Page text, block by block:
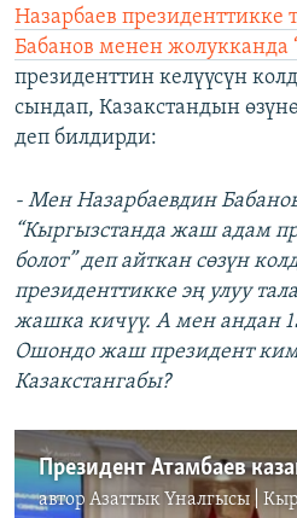
Назарбаев президенттикке
Бабанов менен жолукканда
президенттин келүүсүн
сындап, Казакстандын
деп билдирди:
- Мен Назарбаевдин
“Кыргызстанда жаш адам
болот” деп айткан сөзүн
президенттикке эң улуу
жашка кичүү. А мен андан
Ошондо жаш президент
Казакстангабы?
автор Азаттык Үналгысы |